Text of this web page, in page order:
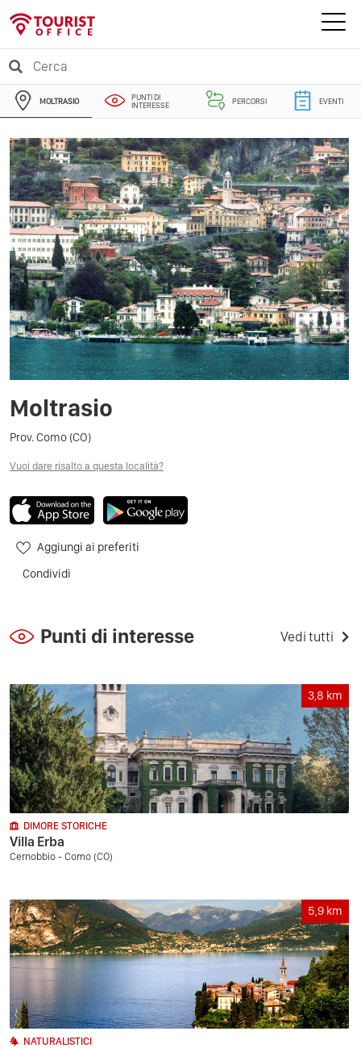
MOLTRASIO
PUNTI DI
INTERESSE
PERCORSI EVENTI
Moltrasio
Prov. Como (CO)
Vuoi dare risalto a questa località?
Aggiungi ai preferiti
Condividi
Punti di interesse Vedi tutti
3,8 km
DIMORE STORICHE
Villa Erba
Cernobbio - Como (CO)
5,9 km
NATURALISTICI